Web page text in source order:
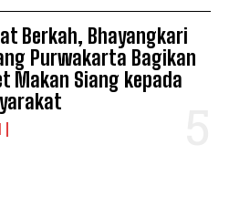
Berkah, Bhayangkari
Purwakarta Bagikan
Makan Siang kepada